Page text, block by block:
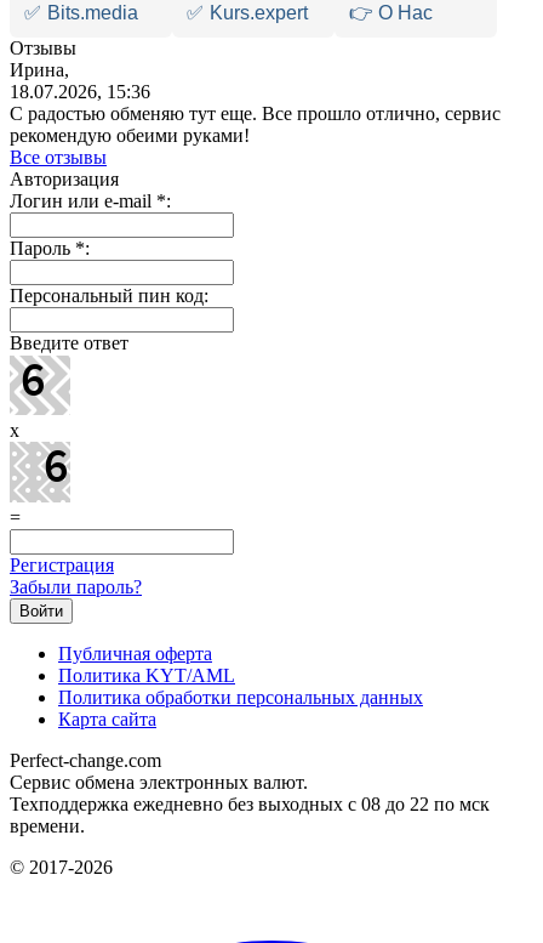
✅ Bits.media ✅ Kurs.expert
👉 О Нас
Отзывы
Ирина,
18.07.2026, 15:36
С радостью обменяю тут еще. Все прошло отлично, сервис
рекомендую обеими руками!
Все отзывы
Авторизация
Логин или e-mail *:
Пароль *:
Персональный пин код:
Введите ответ
x
=
Регистрация
Забыли пароль?
Публичная оферта
Политика KYT/AML
Политика обработки персональных данных
Карта сайта
Perfect-change.com
Сервис обмена электронных валют.
Техподдержка ежедневно без выходных с 08 до 22 по мск
времени.
© 2017-2026